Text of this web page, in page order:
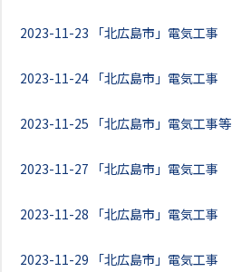
2023-11-23 「北広島市」電気工事
2023-11-24 「北広島市」電気工事
2023-11-25 「北広島市」電気工事等
2023-11-27 「北広島市」電気工事
2023-11-28 「北広島市」電気工事
2023-11-29 「北広島市」電気工事